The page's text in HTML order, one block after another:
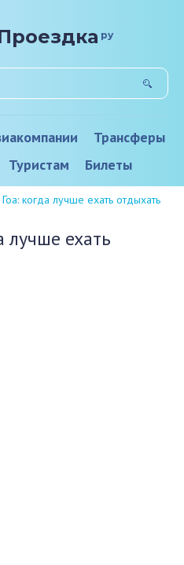
ру
Трансферы
Туристам Билеты
когда лучше ехать отдыхать
лучше ехать